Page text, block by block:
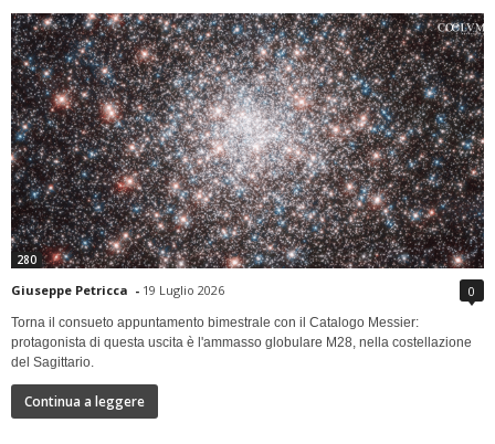
280
Giuseppe Petricca - 19 Luglio 2026 0
Torna il consueto appuntamento bimestrale con il Catalogo Messier:
protagonista di questa uscita è l'ammasso globulare M28, nella costellazione
del Sagittario.
Continua a leggere